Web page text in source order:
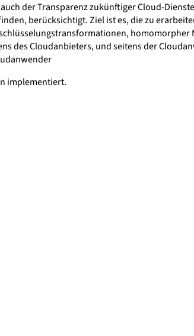
der Transparenz zukünftiger Cloud-
berücksichtigt. Ziel ist es, die zu
homomorpher
des Cloudanbieters, und seitens der
implementiert.